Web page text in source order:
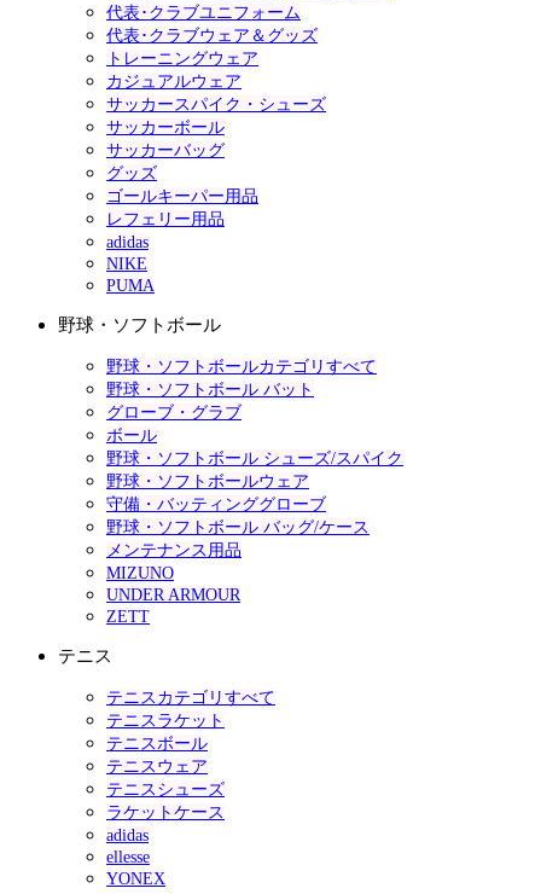
代表･クラブユニフォーム
代表･クラブウェア＆グッズ
トレーニングウェア
カジュアルウェア
サッカースパイク・シューズ
サッカーボール
サッカーバッグ
グッズ
ゴールキーパー用品
レフェリー用品
adidas
NIKE
PUMA
野球・ソフトボール
野球・ソフトボールカテゴリすべて
野球・ソフトボール バット
グローブ・グラブ
ボール
野球・ソフトボール シューズ/スパイク
野球・ソフトボールウェア
守備・バッティンググローブ
野球・ソフトボール バッグ/ケース
メンテナンス用品
MIZUNO
UNDER ARMOUR
ZETT
テニス
テニスカテゴリすべて
テニスラケット
テニスボール
テニスウェア
テニスシューズ
ラケットケース
adidas
ellesse
YONEX